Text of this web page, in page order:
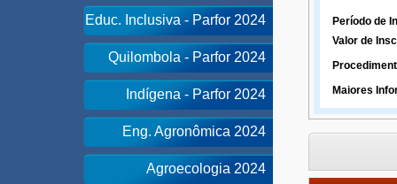
Educ. Inclusiva - Parfor 2024
Quilombola - Parfor 2024
Indígena - Parfor 2024
Eng. Agronômica 2024
Agroecologia 2024
Período de
Valor de
Maiores